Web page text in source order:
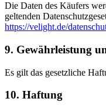
Die Daten des Käufers
geltenden
https://velight.de/
9. Gewährleistung
Es gilt das gesetzliche
10. Haftung